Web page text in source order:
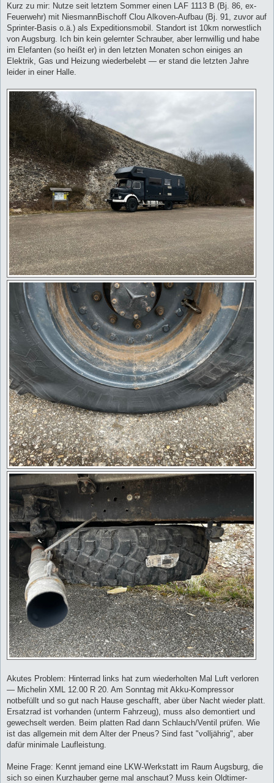
Kurz zu mir: Nutze seit letztem Sommer einen LAF 1113 B (Bj. 86, ex-
Feuerwehr) mit NiesmannBischoff Clou Alkoven-Aufbau (Bj. 91, zuvor auf
Sprinter-Basis o.ä.) als Expeditionsmobil. Standort ist 10km norwestlich
von Augsburg. Ich bin kein gelernter Schrauber, aber lernwillig und habe
im Elefanten (so heißt er) in den letzten Monaten schon einiges an
Elektrik, Gas und Heizung wiederbelebt — er stand die letzten Jahre
leider in einer Halle.
Akutes Problem: Hinterrad links hat zum wiederholten Mal Luft verloren
— Michelin XML 12.00 R 20. Am Sonntag mit Akku-Kompressor
notbefüllt und so gut nach Hause geschafft, aber über Nacht wieder platt.
Ersatzrad ist vorhanden (unterm Fahrzeug), muss also demontiert und
gewechselt werden. Beim platten Rad dann Schlauch/Ventil prüfen. Wie
ist das allgemein mit dem Alter der Pneus? Sind fast "volljährig", aber
dafür minimale Laufleistung.
Meine Frage: Kennt jemand eine LKW-Werkstatt im Raum Augsburg, die
sich so einen Kurzhauber gerne mal anschaut? Muss kein Oldtimer-